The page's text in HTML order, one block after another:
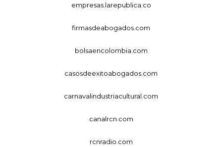
empresas.larepublica.co
firmasdeabogados.com
bolsaencolombia.com
casosdeexitoabogados.com
carnavalindustriacultural.com
canalrcn.com
rcnradio.com